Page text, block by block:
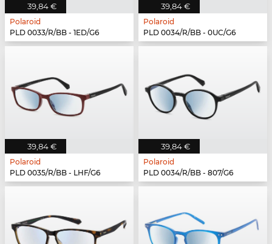
39,84 €
Polaroid
PLD 0033/R/BB - 1ED/G6
39,84 €
Polaroid
PLD 0034/R/BB - 0UC/G6
39,84 €
Polaroid
PLD 0035/R/BB - LHF/G6
39,84 €
Polaroid
PLD 0034/R/BB - 807/G6